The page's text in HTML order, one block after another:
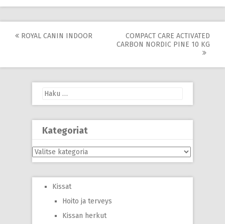
Post
ROYAL CANIN INDOOR
COMPACT CARE ACTIVATED
CARBON NORDIC PINE 10 KG
Haku:
Kategoriat
Kategoriat
Kissat
Hoito ja terveys
Kissan herkut